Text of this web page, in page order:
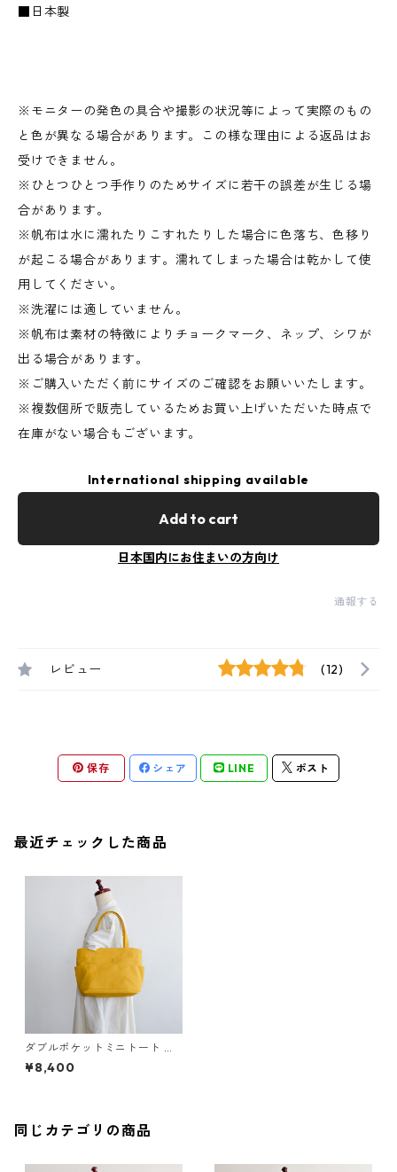
■日本製
※モニターの発色の具合や撮影の状況等によって実際のもの
と色が異なる場合があります。この様な理由による返品はお
受けできません。
※ひとつひとつ手作りのためサイズに若干の誤差が生じる場
合があります。
※帆布は水に濡れたりこすれたりした場合に色落ち、色移り
が起こる場合があります。濡れてしまった場合は乾かして使
用してください。
※洗濯には適していません。
※帆布は素材の特徴によりチョークマーク、ネップ、シワが
出る場合があります。
※ご購入いただく前にサイズのご確認をお願いいたします。
※複数個所で販売しているためお買い上げいただいた時点で
在庫がない場合もございます。
International shipping available
Add to cart
日本国内にお住まいの方向け
通報する
レビュー (12)
保存 シェア LINE ポスト
最近チェックした商品
ダブルポケットミニトート カ
ラシ / 8号帆布
¥8,400
同じカテゴリの商品